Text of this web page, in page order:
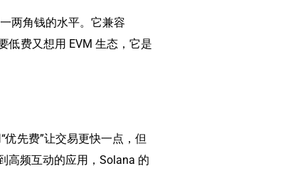
两角钱的水平。它兼容
低费又想用 EVM 生态，它是
先费”让交易更快一点，但
高频互动的应用，Solana 的